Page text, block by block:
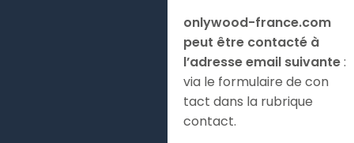
onlywood-france.com
peut être contacté à
l’adresse email suivante:
via le formulaire de con
tact dans la rubrique
contact.